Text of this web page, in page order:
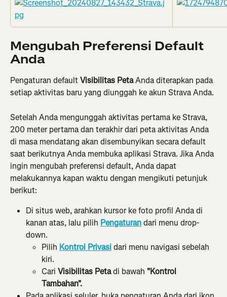
Mengubah Preferensi Default
Anda
Pengaturan default Visibilitas Peta Anda diterapkan pada
setiap aktivitas baru yang diunggah ke akun Strava Anda.
Setelah Anda mengunggah aktivitas pertama ke Strava,
200 meter pertama dan terakhir dari peta aktivitas Anda
di masa mendatang akan disembunyikan secara default
saat berikutnya Anda membuka aplikasi Strava. Jika Anda
ingin mengubah preferensi default, Anda dapat
melakukannya kapan waktu dengan mengikuti petunjuk
berikut:
Di situs web, arahkan kursor ke foto profil Anda di
kanan atas, lalu pilih Pengaturan dari menu drop-
down.
Pilih Kontrol Privasi dari menu navigasi sebelah
kiri.
Cari Visibilitas Peta di bawah "Kontrol
Tambahan".